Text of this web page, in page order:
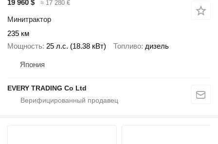
19 960 $
≈ 17 280 €
Минитрактор
235 км
Мощность 25 л.с. (18.38 кВт) Топливо дизель
Япония
EVERY TRADING Co Ltd